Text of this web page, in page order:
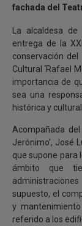
fachada del
La alcaldesa
entrega de la
conservación
Cultural ‘Rafael
importancia de
sea una
histórica y
Acompañada
Jerónimo’, José
que supone para
ámbito que
supuesto, el
y
referido a los